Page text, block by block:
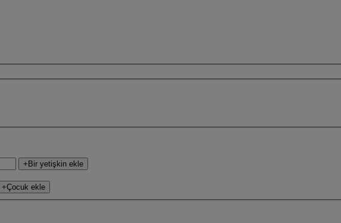
+Bir yetişkin ekle
+Çocuk ekle